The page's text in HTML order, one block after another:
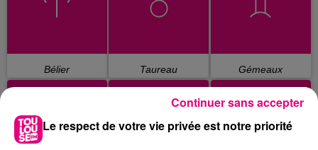
Bélier Taureau Gémeaux
Le respect de votre vie privée est notre priorité
Continuer sans accepter